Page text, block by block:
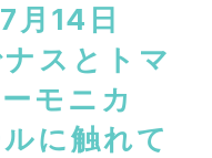
月14日
スとトマ
モニカ
に触れて